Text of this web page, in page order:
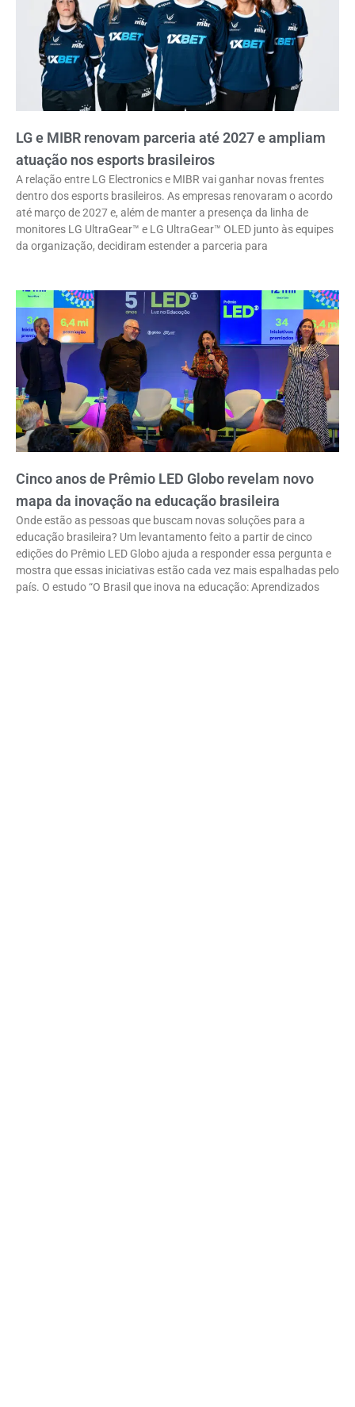
LG e MIBR renovam parceria até 2027 e ampliam
atuação nos esports brasileiros
A relação entre LG Electronics e MIBR vai ganhar novas frentes
dentro dos esports brasileiros. As empresas renovaram o acordo
até março de 2027 e, além de manter a presença da linha de
monitores LG UltraGear™ e LG UltraGear™ OLED junto às equipes
da organização, decidiram estender a parceria para
Cinco anos de Prêmio LED Globo revelam novo
mapa da inovação na educação brasileira
Onde estão as pessoas que buscam novas soluções para a
educação brasileira? Um levantamento feito a partir de cinco
edições do Prêmio LED Globo ajuda a responder essa pergunta e
mostra que essas iniciativas estão cada vez mais espalhadas pelo
país. O estudo “O Brasil que inova na educação: Aprendizados